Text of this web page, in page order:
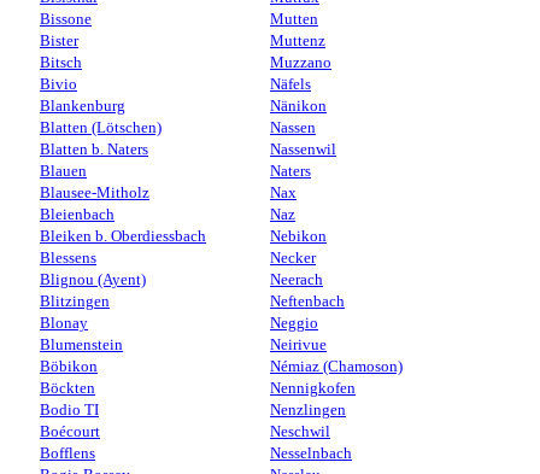
Bissone
Bister
Bitsch
Bivio
Blankenburg
Blatten (Lötschen)
Blatten b. Naters
Blauen
Blausee-Mitholz
Bleienbach
Bleiken b. Oberdiessbach
Blessens
Blignou (Ayent)
Blitzingen
Blonay
Blumenstein
Böbikon
Böckten
Bodio TI
Boécourt
Bofflens
Mutten
Muttenz
Muzzano
Näfels
Nänikon
Nassen
Nassenwil
Naters
Nax
Naz
Nebikon
Necker
Neerach
Neftenbach
Neggio
Neirivue
Némiaz (Chamoson)
Nennigkofen
Nenzlingen
Neschwil
Nesselnbach